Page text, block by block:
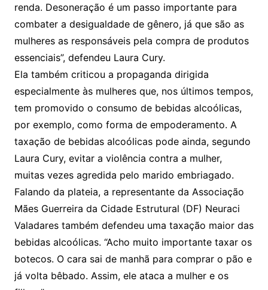
renda. Desoneração é um passo importante para
combater a desigualdade de gênero, já que são as
mulheres as responsáveis pela compra de produtos
essenciais”, defendeu Laura Cury.
Ela também criticou a propaganda dirigida
especialmente às mulheres que, nos últimos tempos,
tem promovido o consumo de bebidas alcoólicas,
por exemplo, como forma de empoderamento. A
taxação de bebidas alcoólicas pode ainda, segundo
Laura Cury, evitar a violência contra a mulher,
muitas vezes agredida pelo marido embriagado.
Falando da plateia, a representante da Associação
Mães Guerreira da Cidade Estrutural (DF) Neuraci
Valadares também defendeu uma taxação maior das
bebidas alcoólicas. “Acho muito importante taxar os
botecos. O cara sai de manhã para comprar o pão e
já volta bêbado. Assim, ele ataca a mulher e os